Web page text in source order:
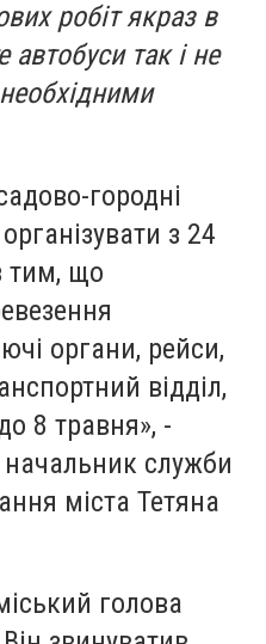
робіт якраз в
автобуси так і не
городні
з 24
тим, що
органи, рейси,
відділ,
8 травня», -
начальник служби
міста Тетяна
голова